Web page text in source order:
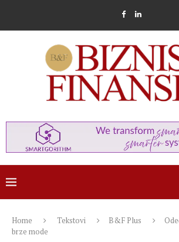
Home Tekstovi B&F Plus
brze mode